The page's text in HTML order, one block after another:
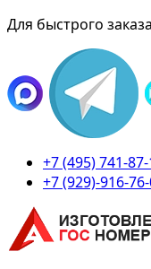
Для быстрого
+7 (495) 741-
+7 (929)-916-